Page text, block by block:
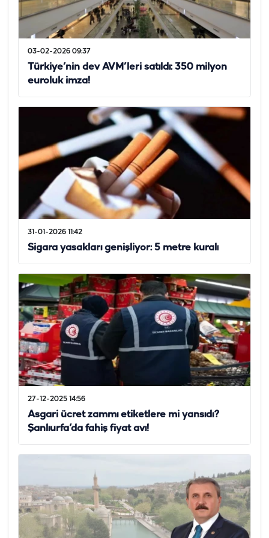
03-02-2026 09:37
Türkiye’nin dev AVM’leri satıldı: 350 milyon
euroluk imza!
31-01-2026 11:42
Sigara yasakları genişliyor: 5 metre kuralı
27-12-2025 14:56
Asgari ücret zammı etiketlere mi yansıdı?
Şanlıurfa’da fahiş fiyat avı!